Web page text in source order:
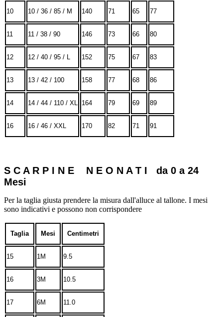
10 10 / 36 / 85 / M 140 71 65 77
11 11 / 38 / 90 146 73 66 80
12 12 / 40 / 95 / L 152 75 67 83
13 13 / 42 / 100 158 77 68 86
14 14 / 44 / 110 / XL 164 79 69 89
16 16 / 46 / XXL 170 82 71 91
S C A R P I N E N E O N A T I da 0 a 24
Mesi
Per la taglia giusta prendere la misura dall'alluce al tallone. I mesi
sono indicativi e possono non corrispondere
Taglia Mesi Centimetri
15 1M 9.5
16 3M 10.5
17 6M 11.0